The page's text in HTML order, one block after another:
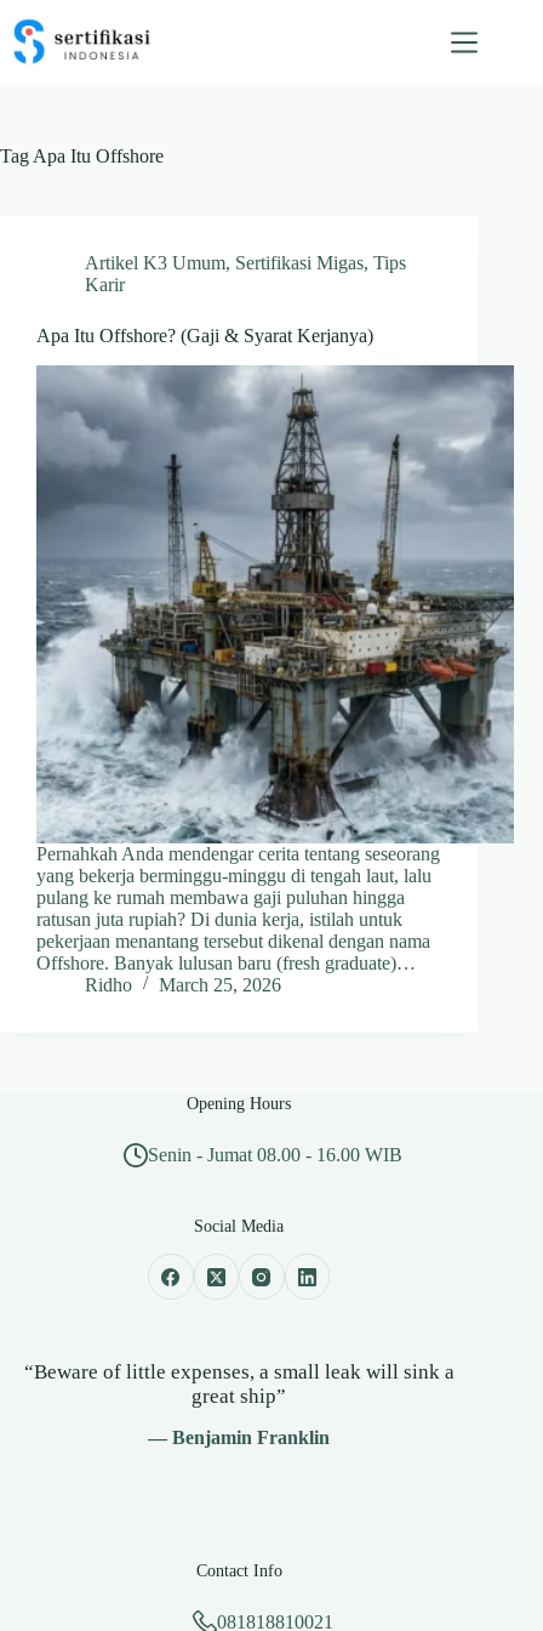
content
Tag Apa Itu Offshore
Artikel K3 Umum, Sertifikasi Migas, Tips
Karir
Apa Itu Offshore? (Gaji & Syarat Kerjanya)
Pernahkah Anda mendengar cerita tentang seseorang
yang bekerja berminggu-minggu di tengah laut, lalu
pulang ke rumah membawa gaji puluhan hingga
ratusan juta rupiah? Di dunia kerja, istilah untuk
pekerjaan menantang tersebut dikenal dengan nama
Offshore. Banyak lulusan baru (fresh graduate)…
Ridho
March 25, 2026
Opening Hours
Senin - Jumat 08.00 - 16.00 WIB
Social Media
“Beware of little expenses, a small leak will sink a
great ship”
— Benjamin Franklin
Contact Info
081818810021